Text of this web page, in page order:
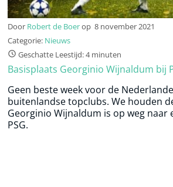
Door Robert de Boerop 8 november 2021
Categorie: Nieuws
Geschatte Leestijd: 4 minuten
Basisplaats Georginio Wijnaldum bij
Geen beste week voor de
buitenlandse topclubs. We houden
Georginio Wijnaldum is op weg naar
PSG.